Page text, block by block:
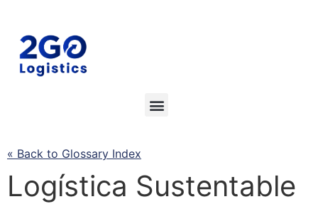
« Back to Glossary Index
Logística Sustentable